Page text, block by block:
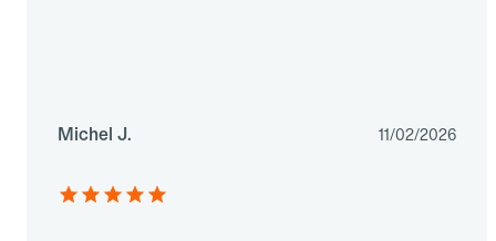
Michel J. 11/02/2026